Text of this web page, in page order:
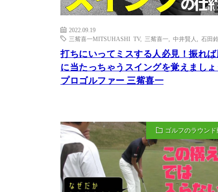
2022.09.19
三觜喜一MITSUHASHI TV, 三觜喜一 中井賢人 石田
打ちにいってミスする人必見！振れば
に当たっちゃうスイングを覚えましょ
プロゴルファー 三觜喜一
ゴルフのラウンド